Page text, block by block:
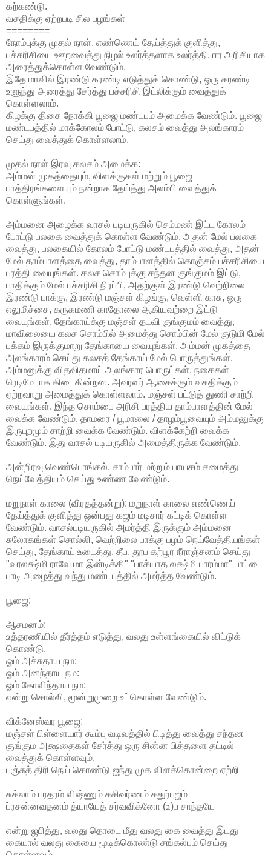
கற்கண்டு.
வசதிக்கு ஏற்றபடி சில பழங்கள்
========
நோம்புக்கு முதல் நாள், எண்ணெய் தேய்த்துக் குளித்து,
பச்சரிசியை ஊறவைத்து நிழல் உலர்த்தளாக உலர்த்தி, ஈர அரிசியாக
அரைத்துக்கொள்ள வேண்டும்.
இதே மாவில் இரண்டு கரண்டி எடுத்துக் கொண்டு, ஒரு கரண்டி
உளுந்து அரைத்து சேர்த்து பச்சரிசி இட்லிக்கும் வைத்துக்
கொள்ளலாம்.
கிழக்கு திசை நோக்கி பூஜை மண்டபம் அமைக்க வேண்டும். பூஜை
மண்டபத்தில் மாக்கோலம் போட்டு, கலசம் வைத்து அலங்காரம்
செய்து வைத்துக் கொள்ளலாம்.
முதல் நாள் இரவு கலசம் அமைக்க:
அம்மன் முகத்தையும், விளக்குகள் மற்றும் பூஜை
பாத்திரங்களையும் நன்றாக தேய்த்து அலம்பி வைத்துக்
கொள்ளுங்கள்.
அம்மனை அழைக்க வாசல் படியருகில் செம்மண் இட்ட கோலம்
போட்டு பலகை வைத்துக் கொள்ள வேண்டும். அதன் மேல் பலகை
வைத்து, பலகையில் கோலம் போட்டு மண்டபத்தில் வைத்து, அதன்
மேல் தாம்பாளத்தை வைத்து, தாம்பாளத்தில் கொஞ்சம் பச்சரிசியை
பரத்தி வையுங்கள். கலச சொம்புக்கு சந்தன குங்குமம் இட்டு,
பாதிக்கும் மேல் பச்சரிசி நிரப்பி, அதற்குள் இரண்டு வெற்றிலை
இரண்டு பாக்கு, இரண்டு மஞ்சள் கிழங்கு, வெள்ளி காசு, ஒரு
எலுமிச்சை, கருகமணி காதோலை ஆகியவற்றை இட்டு
வையுங்கள். தேங்காய்க்கு மஞ்சள் தடவி குங்குமம் வைத்து,
மாவிலையை கலச சொம்பில் அமைத்து சொம்பின் மேல் குடுமி மேல்
பக்கம் இருக்குமாறு தேங்காயை வையுங்கள். அம்மன் முகத்தை
அலங்காரம் செய்து கலசத் தேங்காய் மேல் பொருத்துங்கள்.
அம்மனுக்கு விதவிதமாய் அலங்கார பொருட்கள், நகைகள்
ரெடிமேடாக கிடைகின்றன. அவரவர் ஆசைக்கும் வசதிக்கும்
ஏற்றவாறு அமைத்துக் கொள்ளலாம். மஞ்சள் பட்டுத் துணி சாற்றி
வையுங்கள். இந்த சொம்பை அரிசி பரத்திய தாம்பாளத்தின் மேல்
வைக்க வேண்டும். தாமரை / பூமாலை / தாழம்பூவையும் அம்மனுக்கு
இருபுறமும் சாற்றி வைக்க வேண்டும். விளக்கேற்றி வைக்க
வேண்டும். இது வாசல் படியருகில் அமைத்திருக்க வேண்டும்.
அன்றிரவு வெண்பொங்கல், சாம்பார் மற்றும் பாயசம் சமைத்து
நெய்வேத்தியம் செய்து உண்ண வேண்டும்.
மறுநாள் காலை (விரதத்தன்று): மறுநாள் காலை எண்ணெய்
தேய்த்துக் குளித்து ஒன்பது கஜம் மடிசார் கட்டிக் கொள்ள
வேண்டும். வாசல்படியருகில் அமர்த்தி இருக்கும் அம்மனை
சுலோகங்கள் சொல்லி, வெற்றிலை பாக்கு பழம் நெய்வேத்தியங்கள்
செய்து, தேங்காய் உடைத்து, தீப, தூப கற்பூர நீராஞ்சனம் செய்து
"வரலக்ஷ்மி ராவே மா இன்டிக்கி" "பாக்யாத லக்ஷ்மி பாரம்மா" பாட்டை
பாடி அழைத்து வந்து மண்டபத்தில் அமர்த்த வேண்டும்.
பூஜை:
ஆசமனம்:
உத்தரணியில் தீர்த்தம் எடுத்து, வலது உள்ளங்கையில் விட்டுக்
கொண்டு,
ஓம் அச்சுதாய நம:
ஓம் அனந்தாய நம:
ஓம் கோவிந்தாய நம:
என்று சொல்லி, மூன்றுமுறை உட்கொள்ள வேண்டும்.
விக்னேஸ்வர பூஜை:
மஞ்சள் பிள்ளையார் கூம்பு வடிவத்தில் பிடித்து வைத்து சந்தன
குங்கும அக்ஷதைகள் சேர்த்து ஒரு சின்ன பித்தளை தட்டில்
வைத்துக் கொள்ளவும்.
பஞ்சுத் திரி நெய் கொண்டு ஐந்து முக விளக்கொன்றை ஏற்றி
சுக்லாம் பரதரம் விஷ்ணும் சசிவர்ணம் சதுர்புஜம்
ப்ரசன்னவதனம் த்யாயேத் சர்வவிக்னோ (உ)ப சாந்தயே
என்று ஜபித்து, வலது தொடை மீது வலது கை வைத்து இடது
கையால் வலது கையை மூடிக்கொண்டு சங்கல்பம் செய்து